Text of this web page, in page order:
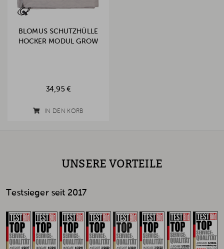
BLOMUS SCHUTZHÜLLE
HOCKER MODUL GROW
34,95 €
IN DEN KORB
UNSERE VORTEILE
Testsieger seit 2017